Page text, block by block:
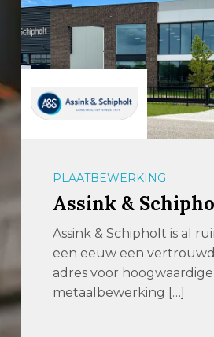
OPPERVLAKTETECHNIEK
Q-Fin
Ontbramen, afronden en
finishen! Wij ontwikkelen,
bouwen en verkopen
topmachines voor het